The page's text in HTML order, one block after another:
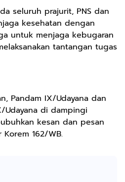
seluruh prajurit, PNS dan
kesehatan dengan
untuk menjaga kebugaran
tantangan tugas
Pandam IX/Udayana dan
Udayana di dampingi
kesan dan pesan
162/WB.